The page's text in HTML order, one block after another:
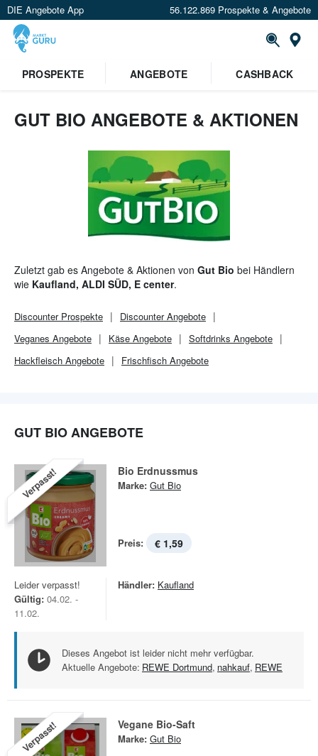
DIE Angebote App 56.122.869 Prospekte & Angebote
PROSPEKTE ANGEBOTE CASHBACK
GUT BIO ANGEBOTE & AKTIONEN
Zuletzt gab es Angebote & Aktionen von Gut Bio bei Händlern
wie Kaufland, ALDI SÜD, E center.
DiscounterProspekte DiscounterAngebote
Veganes Angebote
Käse Angebote
Softdrinks Angebote
Hackfleisch Angebote
Frischfisch Angebote
GUT BIO ANGEBOTE
Verpasst! Bio Erdnussmus
Marke: Gut Bio
Preis: € 1,59
Leider verpasst!
Gültig: 04.02. -
11.02.
Händler: Kaufland
Dieses Angebot ist leider nicht mehr verfügbar.
Aktuelle Angebote: REWE Dortmund, nahkauf, REWE
Verpasst! Vegane Bio-Saft
Marke: Gut Bio